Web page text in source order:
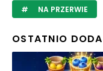
NA PRZERWIE
OSTATNIO